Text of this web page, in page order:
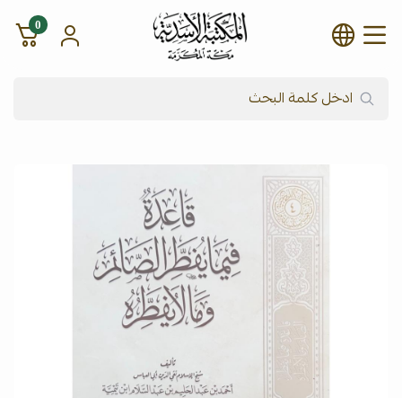
شركة المكتبة الأسدية للنشر
0